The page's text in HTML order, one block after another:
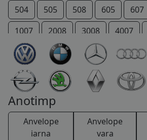
504
505 508 605 607
1007
2008 3008 4007
206 +
207 + Bipper Boxer
IOn
P 4 Partner RCZ
TRAVELLER
Anotimp
Anvelope
iarna
Anvelope
vara
165/65R14
165/70R14
175/60R14
175/65R14
175/70R14
185/55R14
185/60R14